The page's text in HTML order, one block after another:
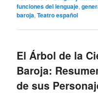
funciones del lenguaje,
baroja,Teatro español
El Árbol de la
Baroja:
de sus